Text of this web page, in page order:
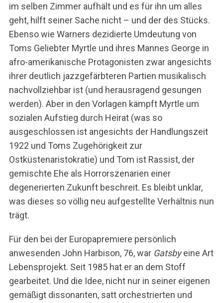
im selben Zimmer aufhält und es für ihn um alles
geht, hilft seiner Sache nicht – und der des Stücks.
Ebenso wie Warners dezidierte Umdeutung von
Toms Geliebter Myrtle und ihres Mannes George in
afro-amerikanische Protagonisten zwar angesichts
ihrer deutlich jazzgefärbteren Partien musikalisch
nachvollziehbar ist (und herausragend gesungen
werden). Aber in den Vorlagen kämpft Myrtle um
sozialen Aufstieg durch Heirat (was so
ausgeschlossen ist angesichts der Handlungszeit
1922 und Toms Zugehörigkeit zur
Ostküstenaristokratie) und Tom ist Rassist, der
gemischte Ehe als Horrorszenarien einer
degenerierten Zukunft beschreit. Es bleibt unklar,
was dieses so völlig neu aufgestellte Verhältnis nun
trägt.
Für den bei der Europapremiere persönlich
anwesenden John Harbison, 76, war Gatsbyeine Art
Lebensprojekt. Seit 1985 hat er an dem Stoff
gearbeitet. Und die Idee, nicht nur in seiner eigenen
gemäßigt dissonanten, satt orchestrierten und